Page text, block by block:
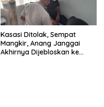
Kasasi Ditolak, Sempat
Mangkir, Anang Janggai
Akhirnya Dijebloskan ke